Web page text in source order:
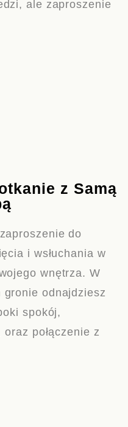
ale zaproszenie
z Samą
do
i wsłuchania w
wnętrza. W
gronie odnajdziesz
spokój,
połączenie z